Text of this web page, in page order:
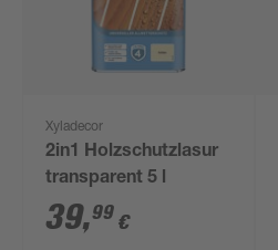
Xyladecor
2in1 Holzschutzlasur
transparent 5 l
39,99 €